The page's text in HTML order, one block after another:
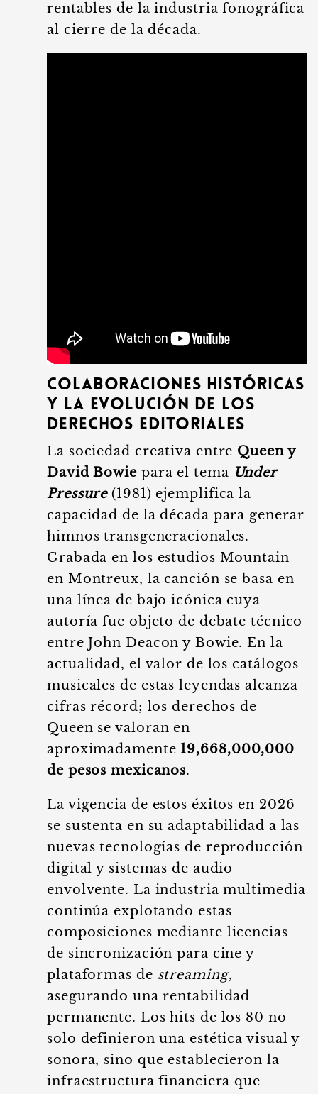
rentables de la industria fonográfica
al cierre de la década.
Colaboraciones históricas
y la evolución de los
derechos editoriales
La sociedad creativa entre Queen y
David Bowiepara el tema Under
Pressure(1981) ejemplifica la
capacidad de la década para generar
himnos transgeneracionales.
Grabada en los estudios Mountain
en Montreux, la canción se basa en
una línea de bajo icónica cuya
autoría fue objeto de debate técnico
entre John Deacon y Bowie. En la
actualidad, el valor de los catálogos
musicales de estas leyendas alcanza
cifras récord; los derechos de
Queen se valoran en
aproximadamente 19,668,000,000
de pesos mexicanos.
La vigencia de estos éxitos en 2026
se sustenta en su adaptabilidad a las
nuevas tecnologías de reproducción
digital y sistemas de audio
envolvente. La industria multimedia
continúa explotando estas
composiciones mediante licencias
de sincronización para cine y
plataformas de streaming,
asegurando una rentabilidad
permanente. Los hits de los 80 no
solo definieron una estética visual y
sonora, sino que establecieron la
infraestructura financiera que